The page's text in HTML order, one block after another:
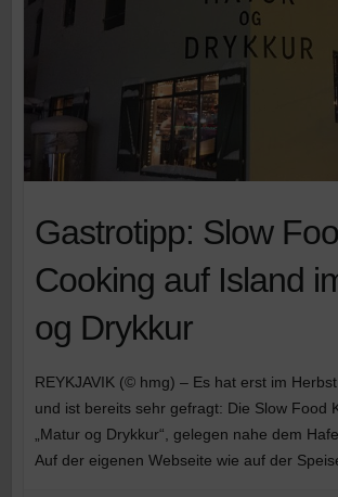
Gastrotipp: Slow
Cooking auf Island
og Drykkur
REYKJAVIK (© hmg) – Es hat erst im
und ist bereits sehr gefragt: Die Slow Food
„Matur og Drykkur“, gelegen nahe dem
Auf der eigenen Webseite wie auf der